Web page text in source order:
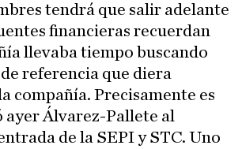
tendrá que salir adelante
financieras recuerdan
llevaba tiempo buscando
referencia que diera
compañía. Precisamente es
ayer Álvarez-Pallete al
de la SEPI y STC. Uno